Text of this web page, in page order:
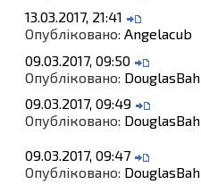
13.03.2017, 21:41
Опубліковано: Angelacub
09.03.2017, 09:50
Опубліковано: DouglasBah
09.03.2017, 09:49
Опубліковано: DouglasBah
09.03.2017, 09:47
Опубліковано: DouglasBah